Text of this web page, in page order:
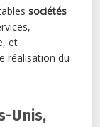
sociétés
et
réalisation du
Unis,